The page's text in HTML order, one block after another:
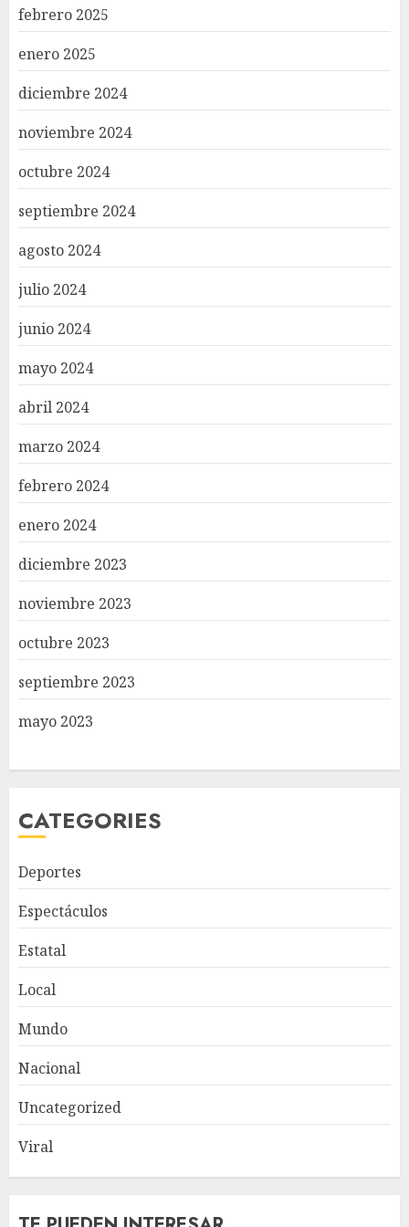
febrero 2025
enero 2025
diciembre 2024
noviembre 2024
octubre 2024
septiembre 2024
agosto 2024
julio 2024
junio 2024
mayo 2024
abril 2024
marzo 2024
febrero 2024
enero 2024
diciembre 2023
noviembre 2023
octubre 2023
septiembre 2023
mayo 2023
CATEGORIES
Deportes
Espectáculos
Estatal
Local
Mundo
Nacional
Uncategorized
Viral